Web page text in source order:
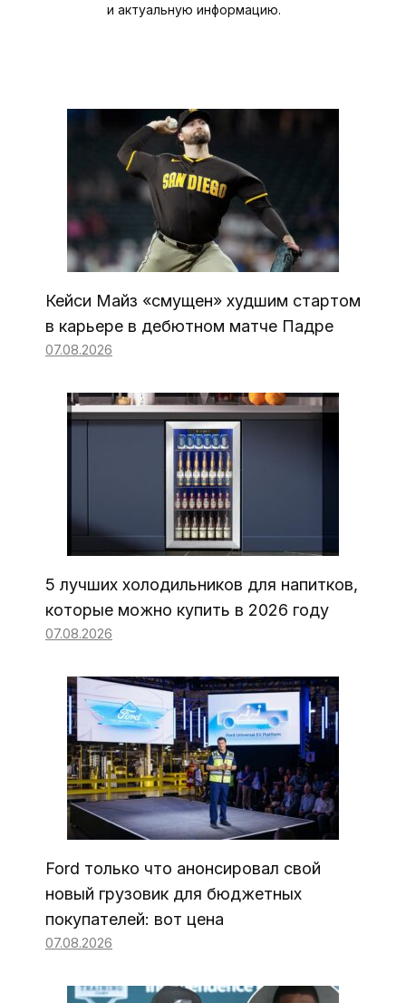
и актуальную информацию.
Кейси Майз «смущен» худшим стартом
в карьере в дебютном матче Падре
07.08.2026
5 лучших холодильников для напитков,
которые можно купить в 2026 году
07.08.2026
Ford только что анонсировал свой
новый грузовик для бюджетных
покупателей: вот цена
07.08.2026